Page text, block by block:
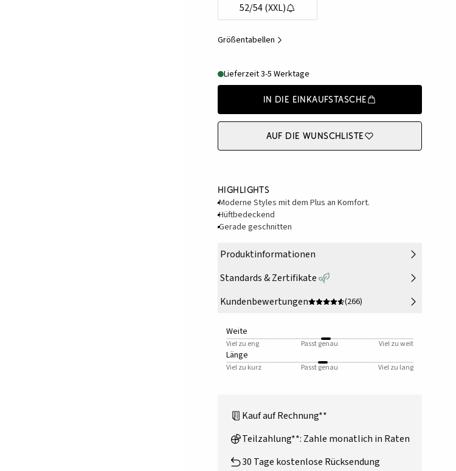
52/54 (XXL)
Größentabellen
Lieferzeit 3-5 Werktage
In die Einkaufstasche
Auf die Wunschliste
Highlights
Moderne Styles mit dem Plus an Komfort.
Hüftbedeckend
Gerade geschnitten
Produktinformationen
Standards & Zertifikate
Kundenbewertungen
(266)
Weite
Viel zu eng Passt genau Viel zu weit
Länge
Viel zu kurz Passt genau Viel zu lang
Kauf auf Rechnung**
Teilzahlung**: Zahle monatlich in Raten
30 Tage kostenlose Rücksendung